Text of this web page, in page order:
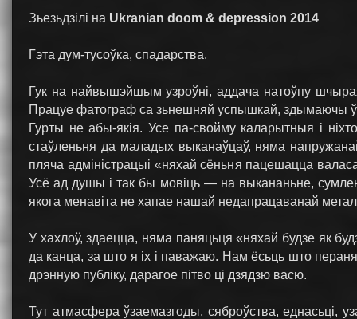
Зьезьдзілі на Ukranian doom & depression 2014
Гэта дум-тусоўка, спадарства.
Гук на найвышэйшым узроўні, аддача натоўпу шчырая
Працуе фатограф са зьнешняй успышкай, здымаючы
Гурты не абы-якія. Усе па-свойму каларытныя і
стаўленьня да маладых выканаўцаў, няма
пляча адміністрацыі «няхай сёньня пацешацца
Усё ад душы і так бы мовіць — на выкананьне,
якога менавіта не хапае нашай недапрацаванай
У хахлоў, здаецца, няма паняцьця «няхай будзе як
да канца, за што я іх і паважаю. Нам ёсьць што
дрэнную публіку, дарагое пітво ці дзядзю васю.
Тут атмасфера ўзаемазгоды, сяброўства, еднасьці,